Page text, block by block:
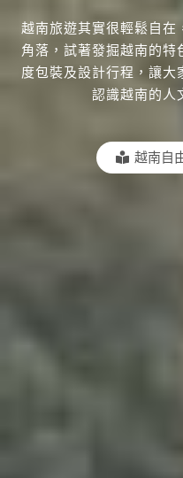
越南旅遊其實很輕鬆自在
角落，試著發掘越南的特
度包裝及設計行程，讓大
認識越南的人
越南自